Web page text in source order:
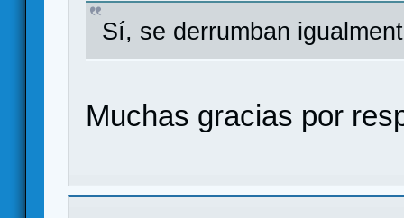
Sí, se derrumban
Muchas gracias por